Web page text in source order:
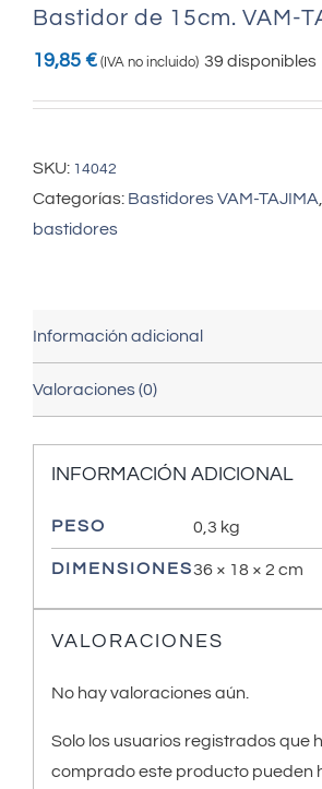
Bastidor de 15cm. VAM-
19,85 € (IVA no incluido) 39 disponibles
SKU: 14042
Categorías: Bastidores VAM-TAJIMA
bastidores
Información adicional
Valoraciones (0)
INFORMACIÓN ADICIONAL
PESO 0,3 kg
DIMENSIONES36 × 18 × 2 cm
VALORACIONES
No hay valoraciones aún.
Solo los usuarios registrados que
comprado este producto pueden